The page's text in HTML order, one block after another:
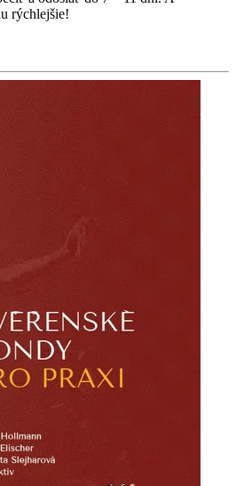
rýchlejšie!